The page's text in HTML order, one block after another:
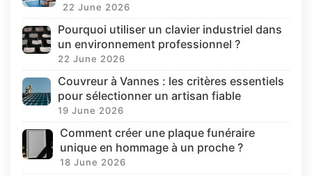
22 June 2026
Pourquoi utiliser un clavier industriel dans
un environnement professionnel ?
22 June 2026
Couvreur à Vannes : les critères essentiels
pour sélectionner un artisan fiable
19 June 2026
Comment créer une plaque funéraire
unique en hommage à un proche ?
18 June 2026